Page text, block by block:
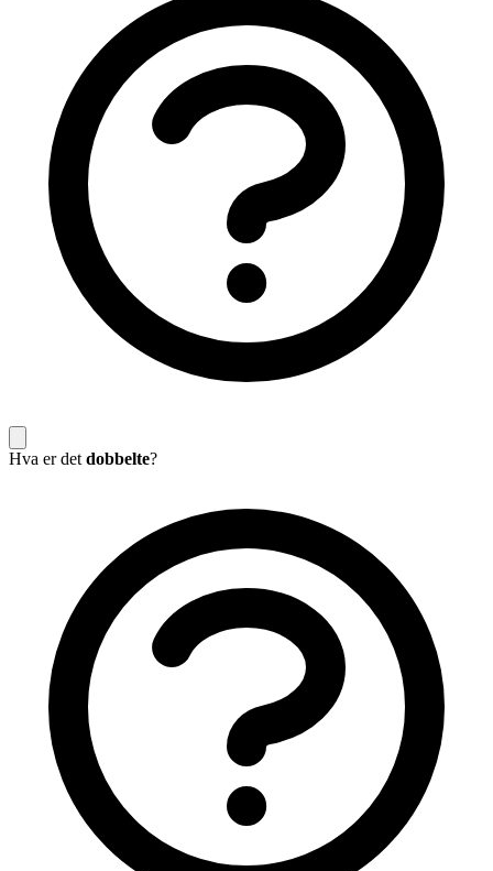
Hva er detdobbelte?